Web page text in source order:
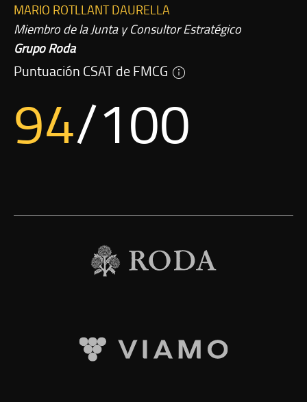
MARIO ROTLLANT DAURELLA
Miembro de la Junta y Consultor Estratégico
Grupo Roda
Puntuación CSAT de FMCG
94/100